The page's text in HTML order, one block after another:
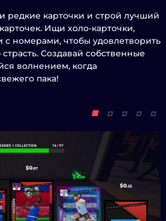
редкие карточки и строй лучший
Ищи холо-карточки,
с номерами, чтобы удовлетворить
Создавай собственные
волнением, когда
пака!